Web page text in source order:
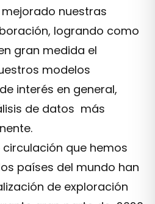
nuestras
logrando como
gran medida el
modelos
interés en general,
de datos más
que hemos
países del mundo han
de exploración